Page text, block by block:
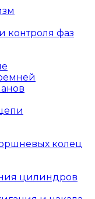
контроля фаз
колец
цилиндров